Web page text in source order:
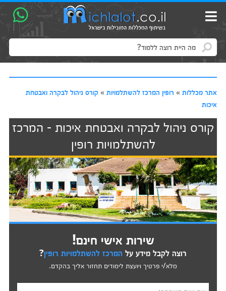
אתר מכללות» רופין המרכז להשתלמויות» קורס ניהול לבקרה ואבטחת
איכות
קורס ניהול לבקרה ואבטחת איכות - המרכז
להשתלמויות רופין
שירות אישי חינם!
רוצה לקבל מידע על המרכז להשתלמויות רופין?
מלא/י פרטיך ויועצת לימודים תחזור אליך בהקדם.